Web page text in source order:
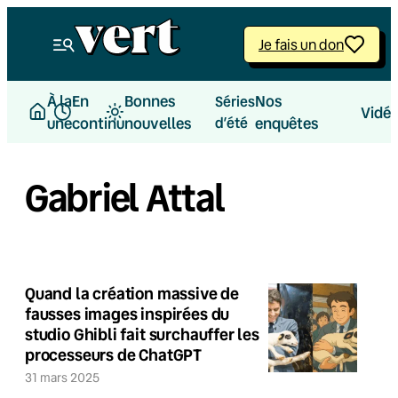
Je fais un don
À la
une
En
continu
Bonnes
nouvelles
Séries
d’été
Nos
enquêtes
Gabriel Attal
Quand la création massive de
fausses images inspirées du
studio Ghibli fait surchauffer les
processeurs de ChatGPT
31 mars 2025